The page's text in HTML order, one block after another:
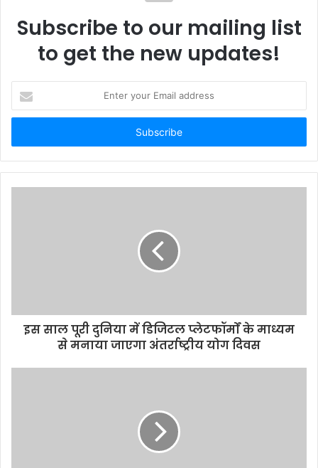
Subscribe to our mailing list
to get the new updates!
your
Email
इस साल पूरी दुनिया में डिजिटल प्लेटफॉर्मों के माध्यम
से मनाया जाएगा अंतर्राष्ट्रीय योग दिवस